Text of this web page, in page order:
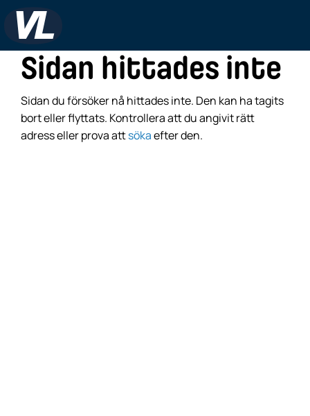
Sidan hittades inte
Sidan du försöker nå hittades inte. Den kan ha tagits
bort eller flyttats. Kontrollera att du angivit rätt
adress eller prova attsökaefter den.